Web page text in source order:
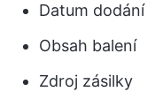
Datum dodání
Obsah balení
Zdroj zásilky